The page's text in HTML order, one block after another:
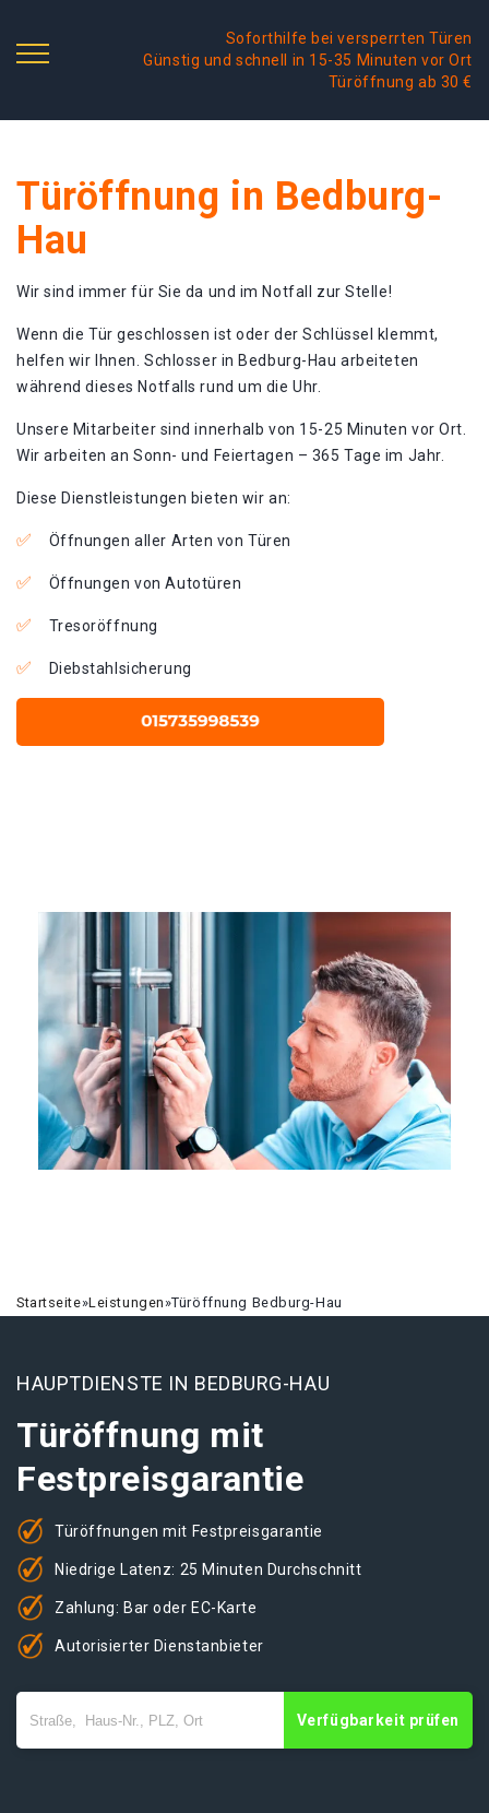
Soforthilfe bei versperrten Türen
Günstig und schnell in 15-35 Minuten vor Ort
Türöffnung ab 30 €
Türöffnung in Bedburg-
Hau
Wir sind immer für Sie da und im Notfall zur Stelle!
Wenn die Tür geschlossen ist oder der Schlüssel klemmt,
helfen wir Ihnen. Schlosser in Bedburg-Hau arbeiteten
während dieses Notfalls rund um die Uhr.
Unsere Mitarbeiter sind innerhalb von 15-25 Minuten vor Ort.
Wir arbeiten an Sonn- und Feiertagen – 365 Tage im Jahr.
Diese Dienstleistungen bieten wir an:
Öffnungen aller Arten von Türen
Öffnungen von Autotüren
Tresoröffnung
Diebstahlsicherung
Startseite»Leistungen»Türöffnung Bedburg-Hau
HAUPTDIENSTE IN BEDBURG-HAU
Türöffnung mit
Festpreisgarantie
Türöffnungen mit Festpreisgarantie
Niedrige Latenz: 25 Minuten Durchschnitt
Zahlung: Bar oder EC-Karte
Autorisierter Dienstanbieter
Verfügbarkeit prüfen